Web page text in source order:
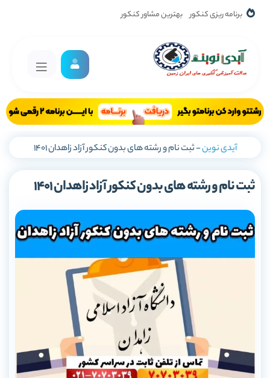
برنامه ریزی کنکور بهترین مشاور کنکور
آیدی نوین-ثبت نام و رشته های بدون کنکور آزاد زاهدان 1401
ثبت نام و رشته های بدون کنکور آزاد زاهدان 1401